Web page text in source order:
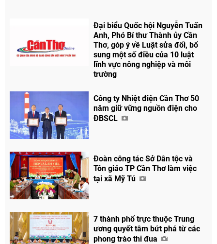
Đại biểu Quốc hội Nguyễn Tuấn
Anh, Phó Bí thư Thành ủy Cần
Thơ, góp ý về Luật sửa đổi, bổ
sung một số điều của 10 luật
lĩnh vực nông nghiệp và môi
trường
Công ty Nhiệt điện Cần Thơ 50
năm giữ vững nguồn điện cho
ĐBSCL
Đoàn công tác Sở Dân tộc và
Tôn giáo TP Cần Thơ làm việc
tại xã Mỹ Tú
7 thành phố trực thuộc Trung
ương quyết tâm bứt phá từ các
phong trào thi đua